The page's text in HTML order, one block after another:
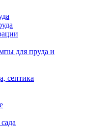
для пруда и
септика